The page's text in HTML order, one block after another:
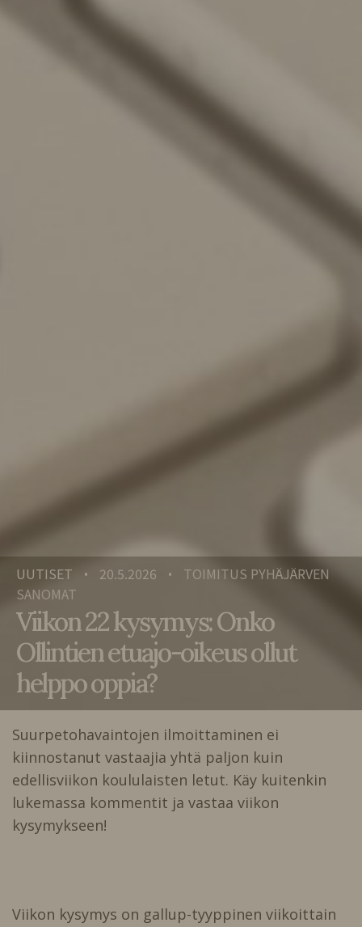
UUTISET • 20.5.2026 •
TOIMITUS PYHÄJÄRVEN
SANOMAT
Viikon 22 kysymys: Onko
Ollintien etuajo-oikeus ollut
helppo oppia?
Suurpetohavaintojen ilmoittaminen ei
kiinnostanut vastaajia yhtä paljon kuin
edellisviikon koululaisten letut. Käy kuitenkin
lukemassa kommentit ja vastaa viikon
kysymykseen!
Viikon kysymys on gallup-tyyppinen viikoittain